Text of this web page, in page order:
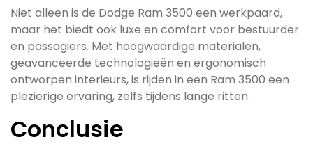
Niet alleen is de Dodge Ram 3500 een werkpaard,
maar het biedt ook luxe en comfort voor bestuurder
en passagiers. Met hoogwaardige materialen,
geavanceerde technologieën en ergonomisch
ontworpen interieurs, is rijden in een Ram 3500 een
plezierige ervaring, zelfs tijdens lange ritten.
Conclusie